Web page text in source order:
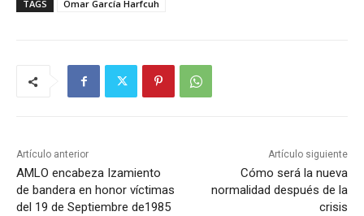
TAGS Omar García Harfcuh
Artículo anterior
AMLO encabeza Izamiento
de bandera en honor víctimas
del 19 de Septiembre de1985
Artículo siguiente
Cómo será la nueva
normalidad después de la
crisis